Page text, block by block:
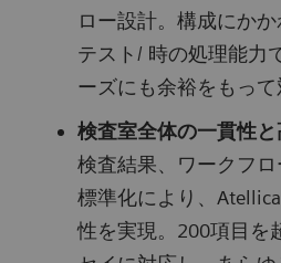
ロー設計。構成にか
テスト/ 時の処理能力
ーズにも余裕をもって
検査室全体の一貫性
検査結果、ワークフ
標準化により、
性を実現。200項目を